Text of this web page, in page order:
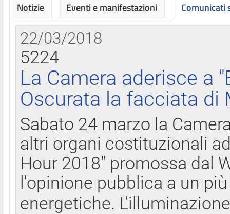
Notizie Eventi e manifestazioni Comunicati
22/03/2018
5224
La Camera aderisce a
Oscurata la facciata di
Sabato 24 marzo la
altri organi costituzionali
Hour 2018" promossa dal
l'opinione pubblica a un
energetiche.